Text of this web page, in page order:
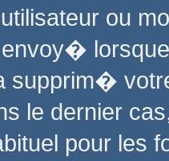
ou
supprim�
le dernier
pour les